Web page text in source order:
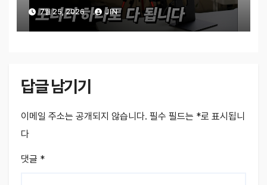
OLED 모니터
7월 25, 2026 JIN
답글 남기기
이메일 주소는 공개되지 않습니다. 필수 필드는 *로 표시됩니
다
댓글 *